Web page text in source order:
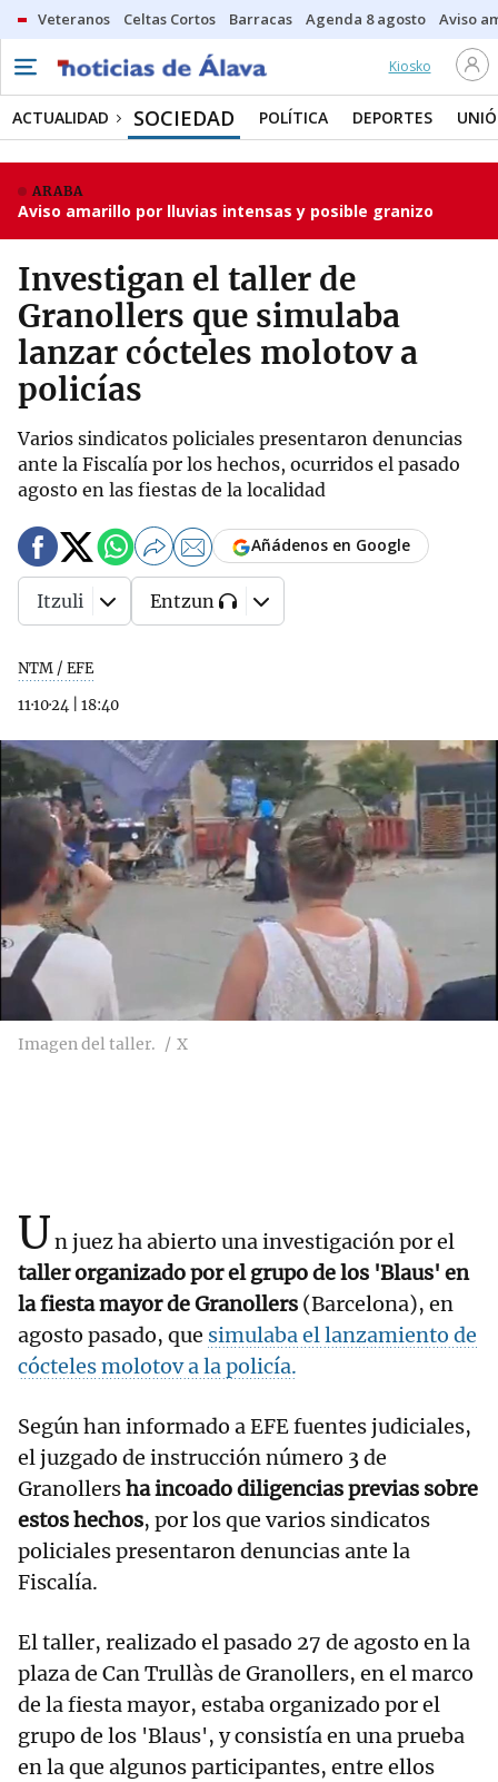
Veteranos Celtas Cortos Barracas Agenda 8 agosto Aviso
Kiosko
ACTUALIDAD SOCIEDAD POLÍTICA DEPORTES
ARABA
Aviso amarillo por lluvias intensas y posible granizo
Investigan el taller de
Granollers que simulaba
lanzar cócteles molotov a
policías
Varios sindicatos policiales presentaron denuncias
ante la Fiscalía por los hechos, ocurridos el pasado
agosto en las fiestas de la localidad
NTM / EFE
11·10·24
18:40
Añádenos en Google
Itzuli Entzun
Imagen del taller. X
Un juez ha abierto una investigación por el
taller organizado por el grupo de los 'Blaus' en
la fiesta mayor de Granollers (Barcelona), en
agosto pasado, que simulaba el lanzamiento de
cócteles molotov a la policía.
Según han informado a EFE fuentes judiciales,
el juzgado de instrucción número 3 de
Granollersha incoado diligencias previas sobre
estos hechos, por los que varios sindicatos
policiales presentaron denuncias ante la
Fiscalía.
El taller, realizado el pasado 27 de agosto en la
plaza de Can Trullàs de Granollers, en el marco
de la fiesta mayor, estaba organizado por el
grupo de los 'Blaus', y consistía en una prueba
en la que algunos participantes, entre ellos